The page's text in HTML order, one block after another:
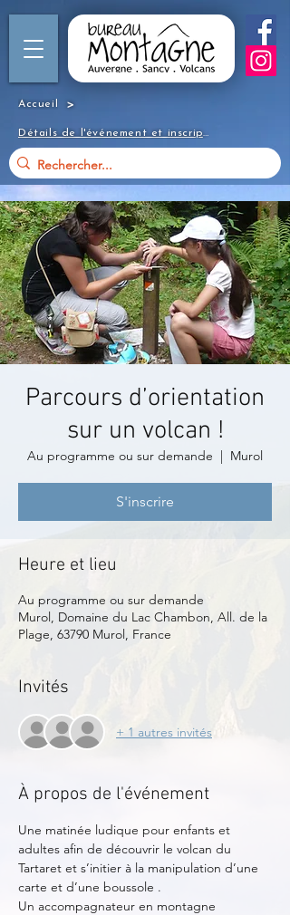
Accueil >
Détails de l'événement et inscription
Parcours d’orientation
sur un volcan !
Au programme ou sur demande
  |
Murol
S'inscrire
Heure et lieu
Au programme ou sur demande
Murol, Domaine du Lac Chambon, All. de la
Plage, 63790 Murol, France
Invités
+ 1 autres invités
À propos de l'événement
Une matinée ludique pour enfants et
adultes afin de découvrir le volcan du
Tartaret et s’initier à la manipulation d’une
carte et d’une boussole .
Un accompagnateur en montagne